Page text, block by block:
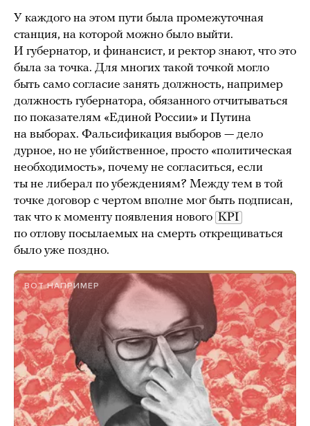
У каждого на этом пути была промежуточная
станция, на которой можно было выйти.
И губернатор, и финансист, и ректор знают, что это
была за точка. Для многих такой точкой могло
быть само согласие занять должность, например
должность губернатора, обязанного отчитываться
по показателям «Единой России» и Путина
на выборах. Фальсификация выборов — дело
дурное, но не убийственное, просто «политическая
необходимость», почему не согласиться, если
ты не либерал по убеждениям? Между тем в той
точке договор с чертом вполне мог быть подписан,
так что к моменту появления нового KPI
по отлову посылаемых на смерть открещиваться
было уже поздно.
ВОТ НАПРИМЕР